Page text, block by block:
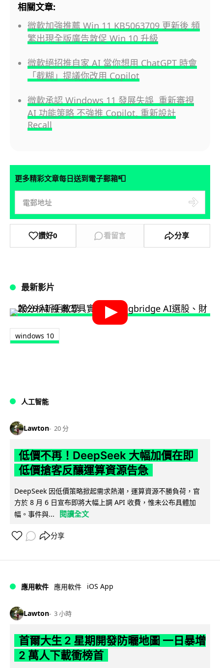
相關文章:
微軟加強推薦 Win 11 KB5063709 更新後 頻
繁出現全版廣告敦促 Win 10 升級
微軟絕招推自家 AI 當你想用 ChatGPT 時會
「截糊」提議你改用 Copilot
微軟承認 Windows 11 發展失誤 重新審視
AI 功能策略 不強推 Copilot, 重新設計
Recall
更多精彩文章每日送到電子郵箱📮
讚好0 看留言 分享
最新影片
windows 10
人工智能
Lawton 20 分
低價不再！DeepSeek 大幅加價在即
低價搶客反釀運算資源告急
DeepSeek 因低價策略掀起需求熱潮，運算資源不勝負荷，官
方於 8 月 6 日宣布即將大幅上調 API 收費，惟未公布具體加
幅。事件與...
閱讀全文
分享
應用軟件 應用軟件 iOS App
Lawton 3 小時
首爾大生 2 星期開發防曬地圖 一日暴增
2 萬人下載衝榜首